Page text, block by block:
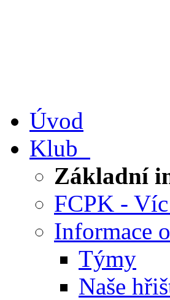
Úvod
Klub
Základní
FCPK -
Informace
Týmy
Naše